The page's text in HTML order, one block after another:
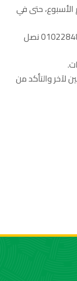
أيام الأسبوع، حتى في
اتصل بنا بكل بساطة على رقم 01022848566 نصل
لآخر والتأكد من